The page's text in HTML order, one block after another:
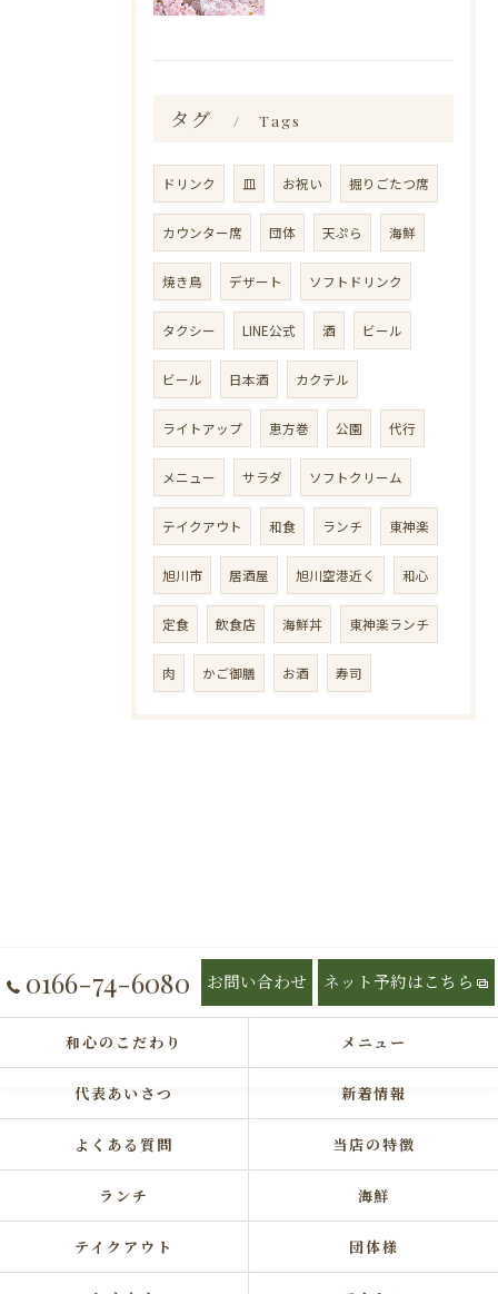
タグ Tags
ドリンク 皿 お祝い 掘りごたつ席
カウンター席 団体 天ぷら 海鮮
焼き鳥 デザート ソフトドリンク
タクシー LINE公式 酒 ビール
ビール 日本酒 カクテル
ライトアップ 恵方巻 公園 代行
メニュー サラダ ソフトクリーム
テイクアウト 和食 ランチ 東神楽
旭川市 居酒屋 旭川空港近く 和心
定食 飲食店 海鮮丼 東神楽ランチ
肉 かご御膳 お酒 寿司
0166-74-6080 お問い合わせ ネット予約はこちら
和心のこだわり メニュー
代表あいさつ 新着情報
よくある質問 当店の特徴
ランチ 海鮮
テイクアウト 団体様